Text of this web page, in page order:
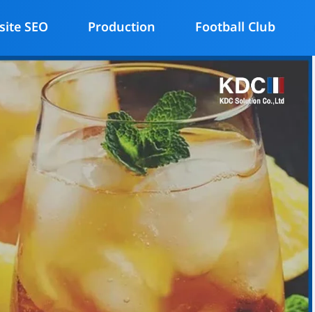
SEO Production Football Club